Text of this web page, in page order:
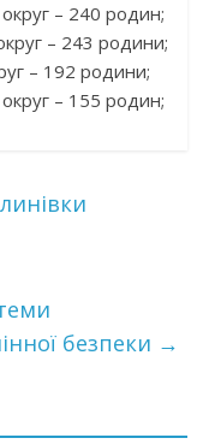
– 240 родин;
– 243 родини;
– 192 родини;
– 155 родин;
безпеки →